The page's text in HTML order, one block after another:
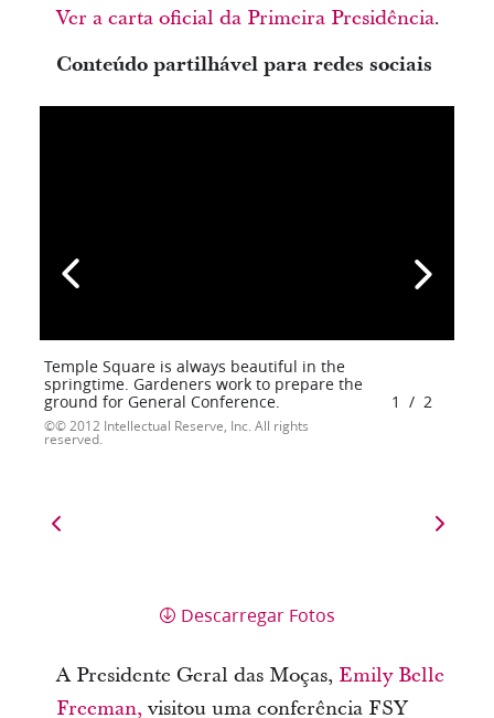
Ver a carta oficial da Primeira Presidência.
Conteúdo partilhável para redes sociais
Temple Square is always beautiful in the
springtime. Gardeners work to prepare the
ground for General Conference.
© 2012 Intellectual Reserve, Inc. All rights
reserved.
1 / 2
Descarregar Fotos
A Presidente Geral das Moças, Emily Belle
Freeman,visitou uma conferência FSY